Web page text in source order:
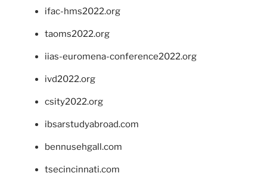
ifac-hms2022.org
taoms2022.org
iias-euromena-conference2022.org
ivd2022.org
csity2022.org
ibsarstudyabroad.com
bennusehgall.com
tsecincinnati.com